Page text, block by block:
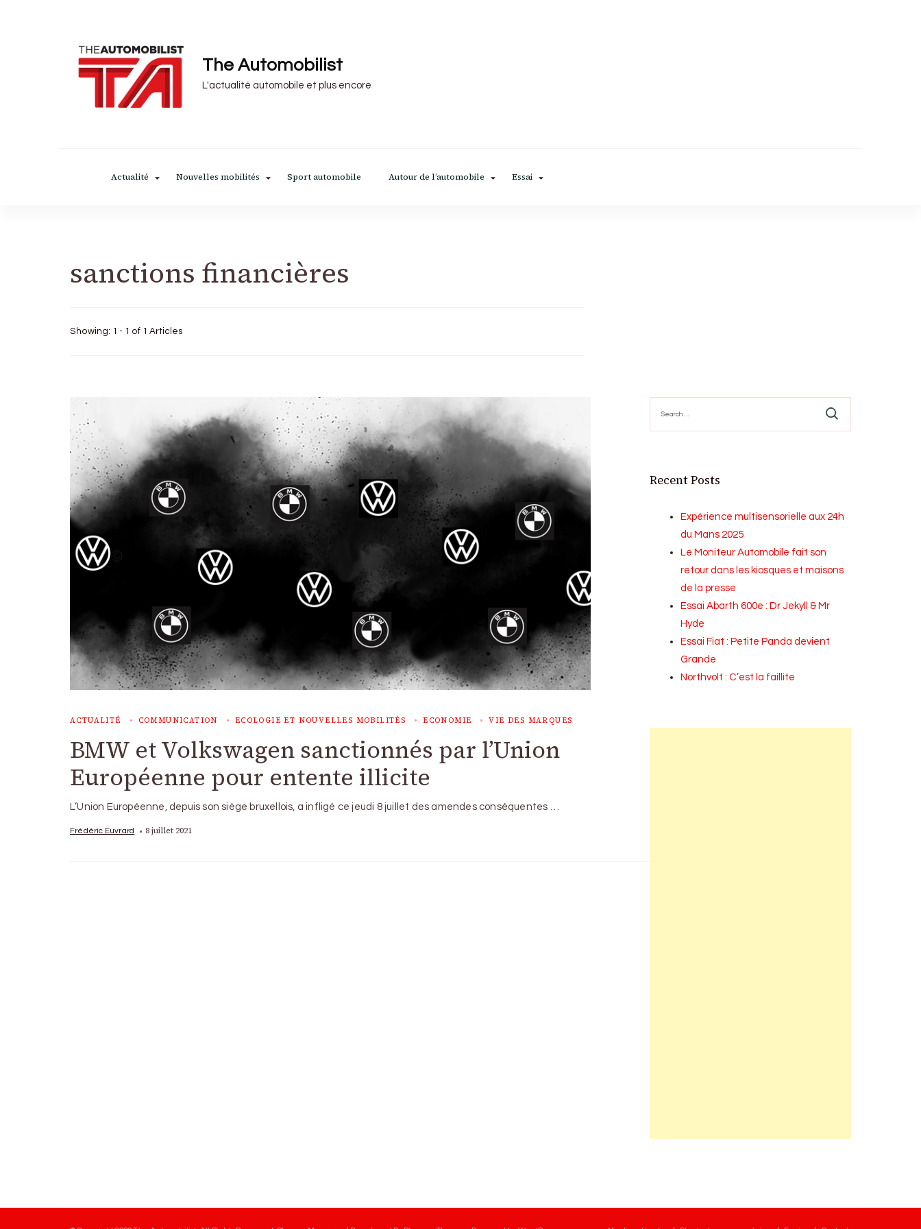
The Automobilist
L'actualité automobile et plus encore
Actualité Nouvelles mobilités Sport automobile Autour de l’automobile Essai
sanctions financières
Showing: 1 - 1 of 1 Articles
ACTUALITÉ COMMUNICATION ECOLOGIE ET NOUVELLES MOBILITÉS ECONOMIE VIE DES MARQUES
BMW et Volkswagen sanctionnés par l’Union
Européenne pour entente illicite
L’Union Européenne, depuis son siège bruxellois, a infligé ce jeudi 8 juillet des amendes conséquentes …
Frédéric Euvrard 8 juillet 2021
for:
Recent Posts
Expérience multisensorielle aux 24h
du Mans 2025
Le Moniteur Automobile fait son
retour dans les kiosques et maisons
de la presse
Essai Abarth 600e : Dr Jekyll & Mr
Hyde
Essai Fiat : Petite Panda devient
Grande
Northvolt : C’est la faillite